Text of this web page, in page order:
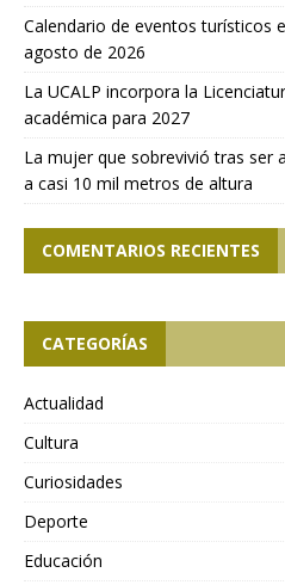
Calendario de eventos turísticos
agosto de 2026
La UCALP incorpora la
académica para 2027
La mujer que sobrevivió tras ser
a casi 10 mil metros de altura
COMENTARIOS RECIENTES
CATEGORÍAS
Actualidad
Cultura
Curiosidades
Deporte
Educación